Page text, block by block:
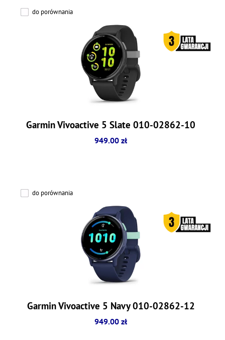
do porównania
Garmin Vivoactive 5 Slate 010-02862-10
949.00 zł
do porównania
Garmin Vivoactive 5 Navy 010-02862-12
949.00 zł